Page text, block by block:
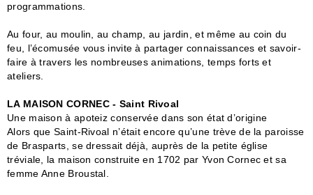
programmations.
Au four, au moulin, au champ, au jardin, et même au coin du
feu, l’écomusée vous invite à partager connaissances et savoir-
faire à travers les nombreuses animations, temps forts et
ateliers.
LA MAISON CORNEC - Saint Rivoal
Une maison à apoteiz conservée dans son état d’origine
Alors que Saint-Rivoal n’était encore qu’une trève de la paroisse
de Brasparts, se dressait déjà, auprès de la petite église
tréviale, la maison construite en 1702 par Yvon Cornec et sa
femme Anne Broustal.